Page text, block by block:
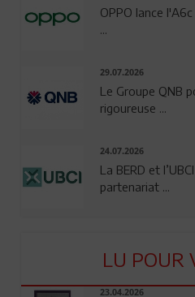
OPPO lance
29.07.2026
Le Groupe QNB
rigoureuse ...
24.07.2026
La BERD et
partenariat ...
LU POUR
23.04.2026